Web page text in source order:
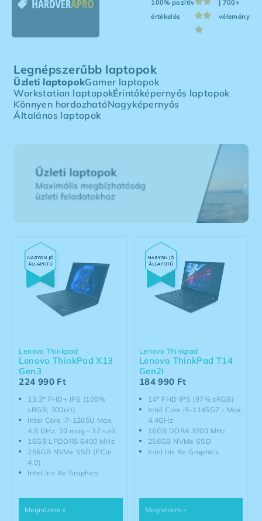
100% pozitív
értékelés
| 700+
vélemény
Legnépszerűbb laptopok
Üzleti laptopokGamer laptopok
Workstation laptopokÉrintőképernyős laptopok
Könnyen hordozhatóNagyképernyős
Általános laptopok
13.3" FHD+ IPS (100%
sRGB, 300nit)
Intel Core i7-1265U Max.
4,8 GHz, 10 mag - 12 szál
16GB LPDDR5 6400 MHz
256GB NVMe SSD (PCIe
4.0)
Intel Iris Xe Graphics
Lenovo Thinkpad
Lenovo ThinkPad X13
Gen3
224 990 Ft
14" FHD IPS (97% sRGB)
Intel Core i5-1145G7 - Max.
4,4GHz
16GB DDR4 3200 MHz
256GB NVMe SSD
Intel Iris Xe Graphics
Lenovo Thinkpad
Lenovo ThinkPad T14
Gen2i
184 990 Ft